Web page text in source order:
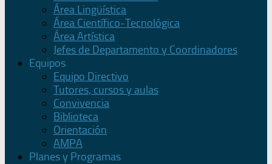
Área Lingüística
Área Científico-Tecnológica
Área Artística
Jefes de Departamento y Coordinadores
Equipos
Equipo Directivo
Tutores, cursos y aulas
Convivencia
Biblioteca
Orientación
AMPA
Planes y Programas